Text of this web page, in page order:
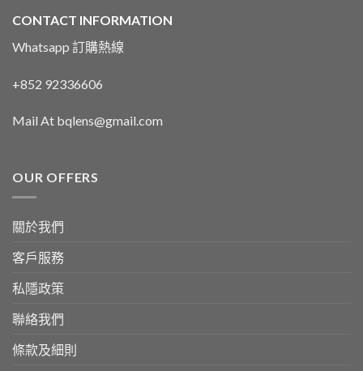
CONTACT INFORMATION
Whatsapp 訂購熱線
+852 92336606
Mail At bqlens@gmail.com
OUR OFFERS
關於我們
客戶服務
私隱政策
聯絡我們
條款及細則